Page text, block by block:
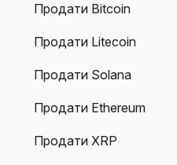
Продати Bitcoin
Продати Litecoin
Продати Solana
Продати Ethereum
Продати XRP